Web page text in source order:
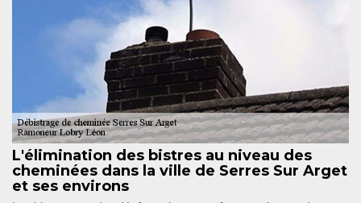
L'élimination des bistres au niveau des
cheminées dans la ville de Serres Sur Arget
et ses environs